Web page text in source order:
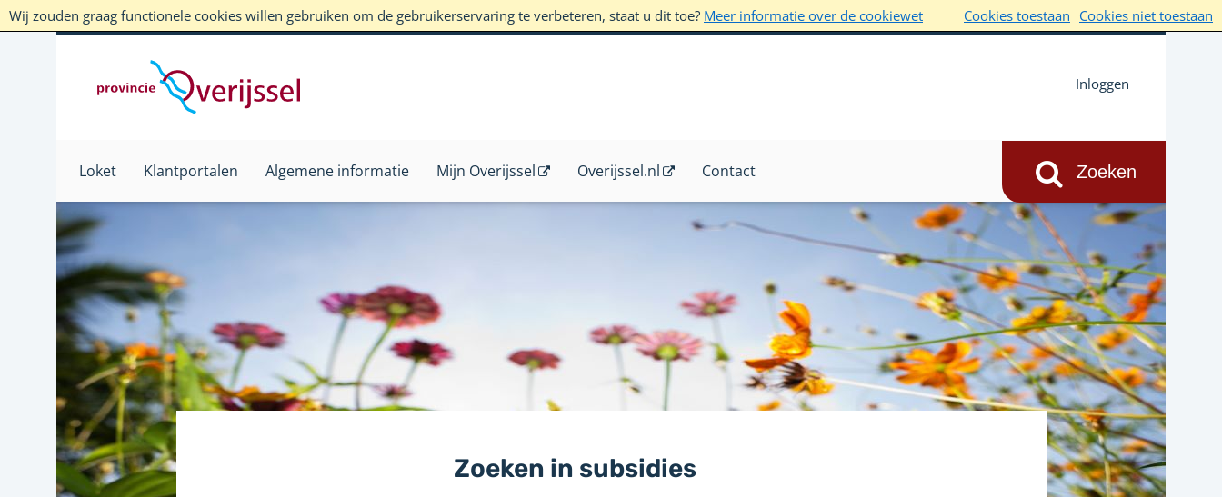
Wij zouden graag functionele cookies willen gebruiken om de gebruikerservaring te verbeteren, staat u dit toe? Meer informatie over de cookiewet Cookies toestaan Cookies niet toestaan
Inloggen
Loket Klantportalen Algemene informatie Mijn Overijssel Overijssel.nl Contact
Zoeken in subsidies